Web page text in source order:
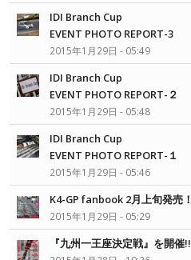
IDI Branch Cup
EVENT PHOTO REPORT-3
2015年1月29日 - 05:49
IDI Branch Cup
EVENT PHOTO REPORT-２
2015年1月29日 - 05:48
IDI Branch Cup
EVENT PHOTO REPORT-１
2015年1月29日 - 05:46
K4-GP fanbook 2月上旬発売！
2015年1月29日 - 05:29
『九州一王座決定戦』を開催!!